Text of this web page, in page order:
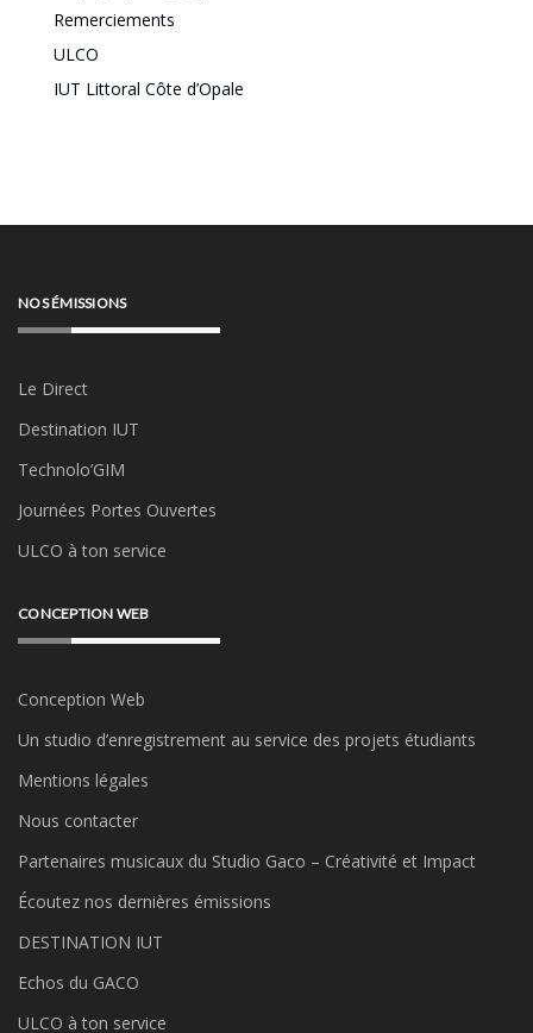
Remerciements
ULCO
IUT Littoral Côte d’Opale
NOS ÉMISSIONS
Le Direct
Destination IUT
Technolo’GIM
Journées Portes Ouvertes
ULCO à ton service
CONCEPTION WEB
Conception Web
Un studio d’enregistrement au service des projets étudiants
Mentions légales
Nous contacter
Partenaires musicaux du Studio Gaco – Créativité et Impact
Écoutez nos dernières émissions
DESTINATION IUT
Echos du GACO
ULCO à ton service